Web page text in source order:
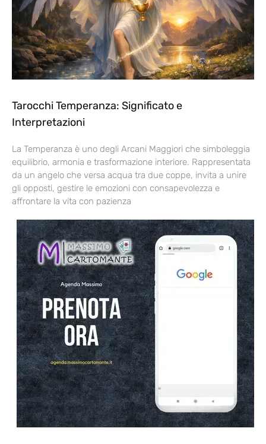
Tarocchi Temperanza: Significato e
Interpretazioni
La Temperanza è uno degli Arcani Maggiori che simboleggia
equilibrio, armonia e trasformazione interiore. Rappresentata
da un angelo che versa acqua tra due coppe, invita a unire
gli opposti, gestire le emozioni con consapevolezza e
affrontare la vita con pazienza